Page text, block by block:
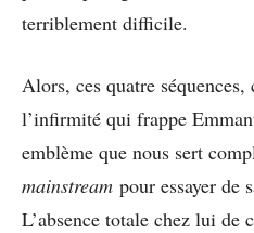
terriblement difficile.
Alors, ces quatre
l’infirmité qui frappe
emblème que nous sert
mainstream pour essayer de
L’absence totale chez lui de